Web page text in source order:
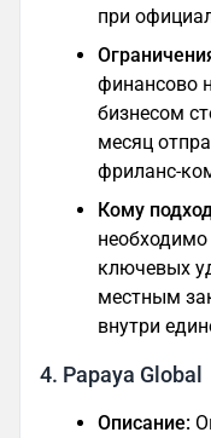
при
финансово
бизнесом
месяц
фриланс-
Кому
ключевых
местным
внутри
4. Papaya Global
Описание: